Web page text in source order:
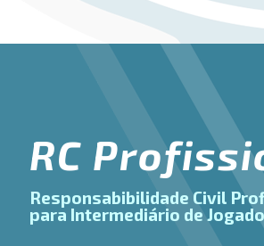
RC
Responsabibilidade Civil
para Intermediário de